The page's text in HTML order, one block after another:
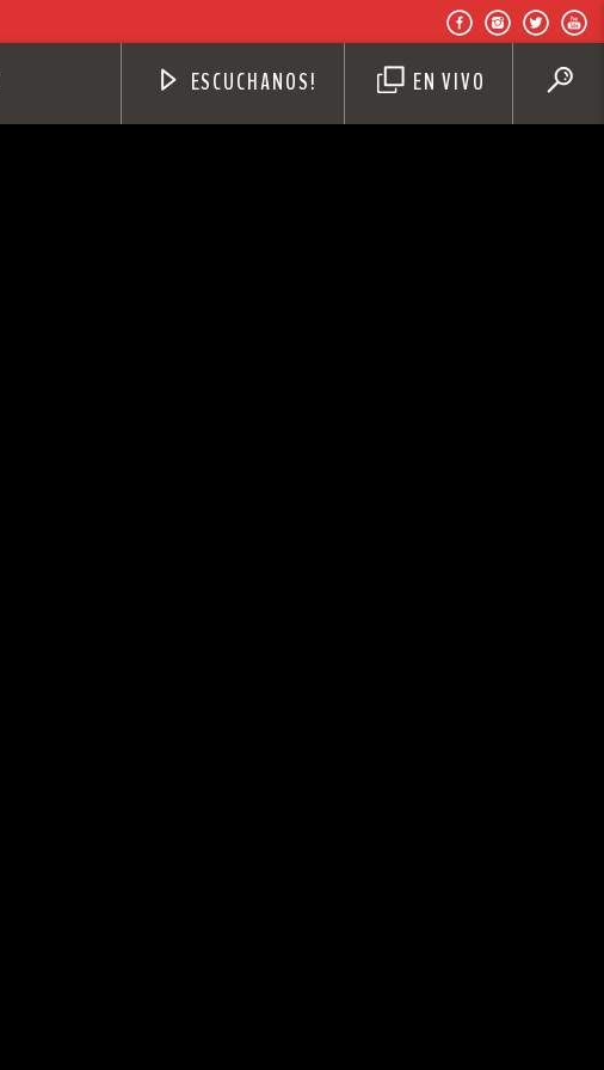
EN VIVO
ESCUCHANOS!